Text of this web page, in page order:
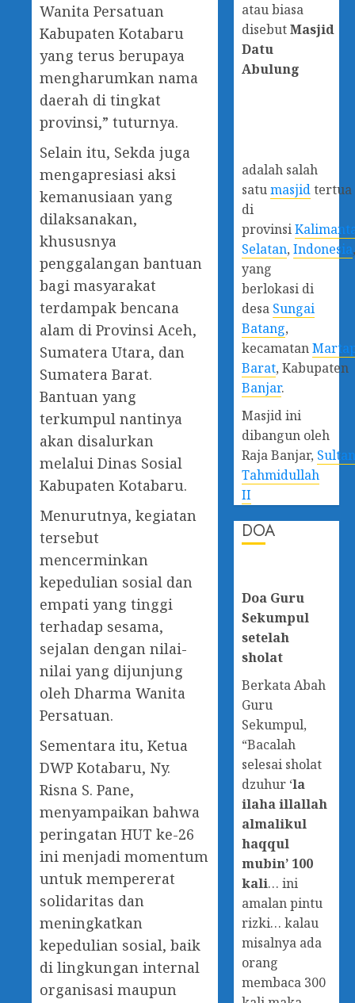
Wanita Persatuan
Kabupaten Kotabaru
yang terus berupaya
mengharumkan nama
daerah di tingkat
provinsi,” tuturnya.
Selain itu, Sekda juga
mengapresiasi aksi
kemanusiaan yang
dilaksanakan,
khususnya
penggalangan bantuan
bagi masyarakat
terdampak bencana
alam di Provinsi Aceh,
Sumatera Utara, dan
Sumatera Barat.
Bantuan yang
terkumpul nantinya
akan disalurkan
melalui Dinas Sosial
Kabupaten Kotabaru.
Menurutnya, kegiatan
tersebut
mencerminkan
kepedulian sosial dan
empati yang tinggi
terhadap sesama,
sejalan dengan nilai-
nilai yang dijunjung
oleh Dharma Wanita
Persatuan.
Sementara itu, Ketua
DWP Kotabaru, Ny.
Risna S. Pane,
menyampaikan bahwa
peringatan HUT ke-26
ini menjadi momentum
untuk mempererat
solidaritas dan
meningkatkan
kepedulian sosial, baik
di lingkungan internal
organisasi maupun
atau biasa
disebutMasjid
Datu
Abulung
adalah salah
satumasjidtertua
di
provinsi
Selatan,Indonesia
yang
berlokasi di
desa Sungai
Batang,
kecamatan
Barat, Kabupaten
Banjar.
Masjid ini
dibangun oleh
Raja Banjar,
Tahmidullah
II
DOA
Doa Guru
Sekumpul
setelah
sholat
Berkata Abah
Guru
Sekumpul,
“Bacalah
selesai sholat
dzuhur ‘la
ilaha illallah
almalikul
haqqul
mubin’ 100
kali… ini
amalan pintu
rizki… kalau
misalnya ada
orang
membaca 300